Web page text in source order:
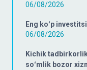
06/08/2026
Eng koʻp
06/08/2026
Kichik
soʻmlik bozor